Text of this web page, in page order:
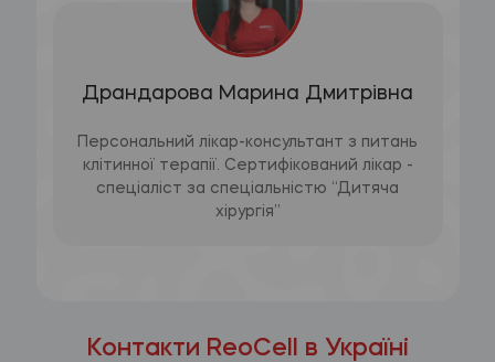
Драндарова Марина Дмитрівна
Персональний лікар-консультант з питань
клітинної терапії. Сертифікований лікар -
спеціаліст за спеціальністю “Дитяча
хірургія”
Контакти ReoCell в Україні